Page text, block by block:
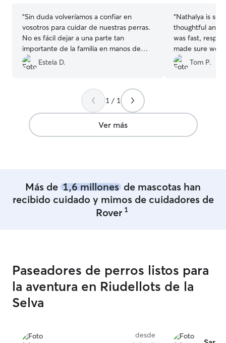
“Sin duda volveríamos a confiar en
vosotros para cuidar de nuestras perras.
No es fácil dejar a una parte tan
importante de la familia en manos de
personas que no conoces, pero nos
hemos sentido muy tranquilos gracias al
ido enviando durante todo el tiempo 🤍
Estela D.
“Nathalya is so
thoughtful and
was fast,
made sure we
with her before
Sunny. Nathalya provided regular photos
much Nathalya!
maravillosa!
duda, le
fotos regulares
día, y nos dio
Tom P.
1 / 1
Ver más
Más de 1,6 millones de mascotas han
recibido cuidado y mimos de cuidadores de
Rover 1
Paseadores de perros listos para
la aventura en Riudellots de la
Selva
desde